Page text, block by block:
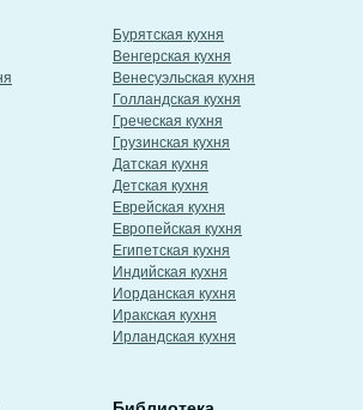
Бурятская кухня
Венгерская кухня
Венесуэльская кухня
Голландская кухня
Греческая кухня
Грузинская кухня
Датская кухня
Детская кухня
Еврейская кухня
Европейская кухня
Египетская кухня
Индийская кухня
Иорданская кухня
Иракская кухня
Ирландская кухня